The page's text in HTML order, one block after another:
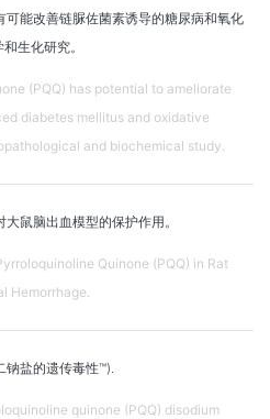
可能改善链脲佐菌素诱导的糖尿病和氧化
生化研究。
(PQQ) has potential to ameliorate
diabetes mellitus and oxidative
and biochemical study.
鼠脑出血模型的保护作用。
Quinone (PQQ) in Rat
Hemorrhage.
盐的遗传毒性™).
quinone (PQQ) disodium